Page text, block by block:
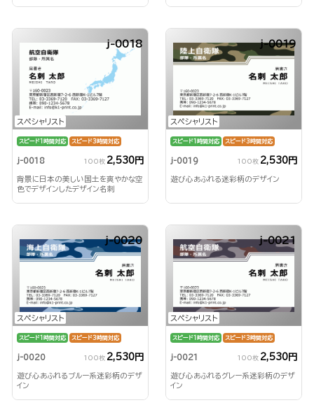
スペシャリスト
j-0018
スピード1時間対応 スピード3時間対応
j-0018 100枚 2,530円
背景に日本の美しい国土を爽やかな空
色でデザインしたデザイン名刺
スペシャリスト
j-0019
スピード1時間対応 スピード3時間対応
j-0019 100枚 2,530円
遊び心あふれる迷彩柄のデザイン
スペシャリスト
j-0020
スピード1時間対応 スピード3時間対応
j-0020 100枚 2,530円
遊び心あふれるブルー系迷彩柄のデザ
イン
スペシャリスト
j-0021
スピード1時間対応 スピード3時間対応
j-0021 100枚 2,530円
遊び心あふれるグレー系迷彩柄のデザ
イン